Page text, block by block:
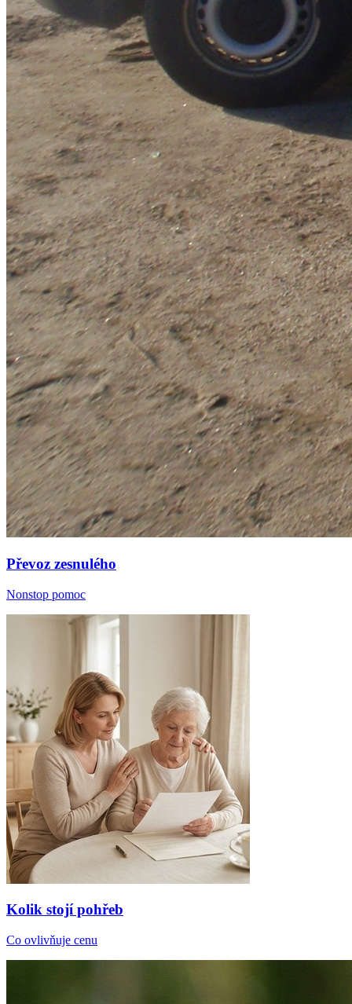
Převoz zesnulého
Nonstop pomoc
Kolik stojí pohřeb
Co ovlivňuje cenu